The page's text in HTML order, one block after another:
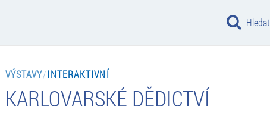
Hledat
VÝSTAVY/INTERAKTIVNÍ
KARLOVARSKÉ DĚDICTVÍ